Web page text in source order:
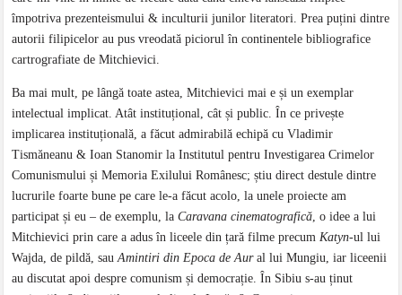
împotriva prezenteismului & inculturii junilor literatori. Prea puțini dintre
autorii filipicelor au pus vreodată piciorul în continentele bibliografice
cartrografiate de Mitchievici.
Ba mai mult, pe lângă toate astea, Mitchievici mai e și un exemplar
intelectual implicat. Atât instituțional, cât și public. În ce privește
implicarea instituțională, a făcut admirabilă echipă cu Vladimir
Tismăneanu & Ioan Stanomir la Institutul pentru Investigarea Crimelor
Comunismului și Memoria Exilului Românesc; știu direct destule dintre
lucrurile foarte bune pe care le-a făcut acolo, la unele proiecte am
participat și eu – de exemplu, laCaravana cinematografică, o idee a lui
Mitchievici prin care a adus în liceele din țară filme precumKatyn-ul lui
Wajda, de pildă, sauAmintiri din Epoca de Aural lui Mungiu, iar liceenii
au discutat apoi despre comunism și democrație. În Sibiu s-au ținut